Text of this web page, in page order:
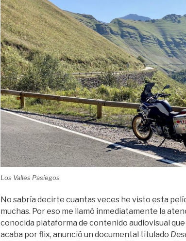
Los Valles Pasiegos
No sabría decirte cuantas veces he visto esta
muchas. Por eso me llamó inmediatamente la
conocida plataforma de contenido audiovisual
acaba por flix, anunció un documental titulado